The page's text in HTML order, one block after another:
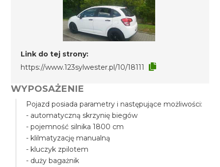
Link do tej strony:
https://www.123sylwester.pl/10/18111
WYPOSAŻENIE
Pojazd posiada parametry i następujące możliwości:
- automatyczną skrzynię biegów
- pojemność silnika 1800 cm
- klilmatyzację manualną
- kluczyk zpilotem
- duży bagażnik